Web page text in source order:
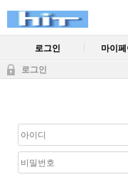
로그인 마이
로그인